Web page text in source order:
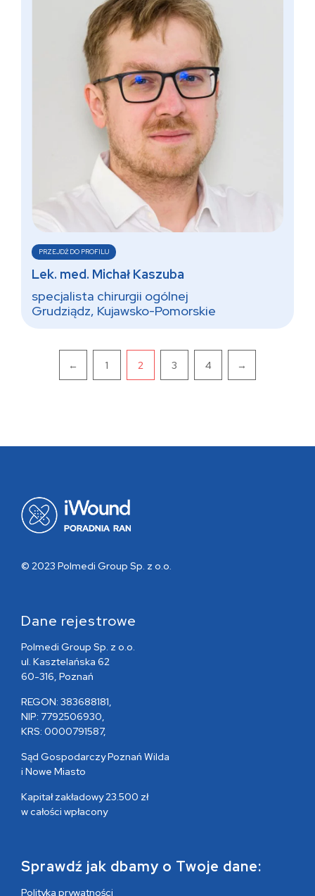
PRZEJDŹ DO PROFILU
Lek. med. Michał Kaszuba
specjalista chirurgii ogólnej
Grudziądz, Kujawsko-Pomorskie
← 1 2 3 4 →
© 2023 Polmedi Group Sp. z o.o.
Dane rejestrowe
Polmedi Group Sp. z o.o.
ul. Kasztelańska 62
60-316, Poznań
REGON: 383688181,
NIP: 7792506930,
KRS: 0000791587,
Sąd Gospodarczy Poznań Wilda
i Nowe Miasto
Kapitał zakładowy 23.500 zł
w całości wpłacony
Sprawdź jak dbamy o Twoje dane:
Polityka prywatności